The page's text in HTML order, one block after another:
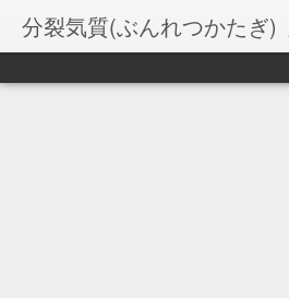
分裂気質(ぶんれつかたぎ)